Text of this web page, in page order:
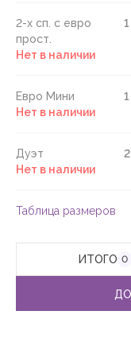
2-х сп. с евро
прост.
Нет в наличии
Евро Мини
Нет в наличии
Дуэт
Нет в наличии
Таблица размеров
ИТОГО 0